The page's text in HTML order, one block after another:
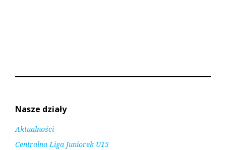
Nasze działy
Aktualności
Centralna Liga Juniorek U15